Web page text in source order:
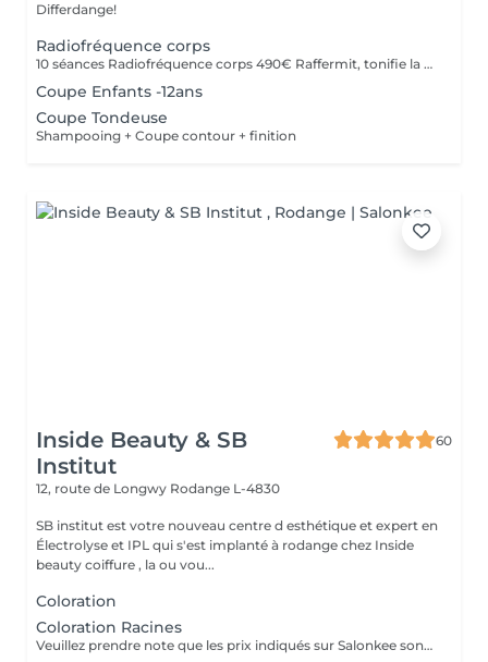
Differdange!
Radiofréquence corps
10 séances Radiofréquence corps 490€ Raffermit, tonifie la peau . Reduction de la cellulite
Coupe Enfants -12ans
Coupe Tondeuse
Shampooing + Coupe contour + finition
Inside Beauty & SB
Institut
60
12, route de Longwy Rodange L-4830
SB institut est votre nouveau centre d esthétique et expert en
Électrolyse et IPL qui s'est implanté à rodange chez Inside
beauty coiffure , la ou vou...
Coloration
Coloration Racines
Veuillez prendre note que les prix indiqués sur Salonkee sont communiqués à titre informatif et s'entendent de base. Ces derniers sont susceptibles de varier selon le diagnostic réalisé à votre arrivée au salon et l'expertise du professionnel à qui vous confiez votre beauté. Dans tous les cas, un devis précis vous sera proposé et toutes réalisations de prestations seront effectuées avec votre accord. Un grand merci d'avance pour votre compréhension. Au plaisir de vous recevoir très vite.